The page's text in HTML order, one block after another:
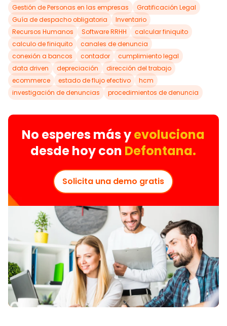
Gestión de Personas en las empresas
Gratificación Legal
Guía de despacho obligatoria
Inventario
Recursos Humanos
Software RRHH
calcular finiquito
calculo de finiquito
canales de denuncia
conexión a bancos
contador
cumplimiento legal
data driven
depreciación
dirección del trabajo
ecommerce
estado de flujo efectivo
hcm
investigación de denuncias
procedimientos de denuncia
No esperes más yevoluciona
desde hoy con Defontana.
Solicita una demo gratis